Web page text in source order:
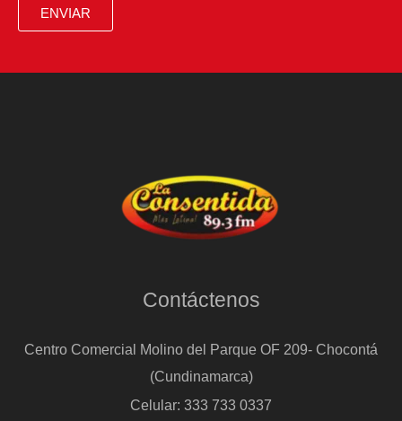
ENVIAR
Contáctenos
Centro Comercial Molino del Parque OF 209- Chocontá
(Cundinamarca)
Celular: 333 733 0337